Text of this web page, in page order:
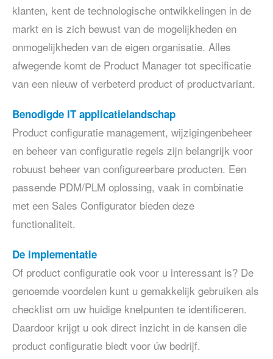
klanten, kent de technologische ontwikkelingen in de
markt en is zich bewust van de mogelijkheden en
onmogelijkheden van de eigen organisatie. Alles
afwegende komt de Product Manager tot specificatie
van een nieuw of verbeterd product of productvariant.
Benodigde IT applicatielandschap
Product configuratie management, wijzigingenbeheer
en beheer van configuratie regels zijn belangrijk voor
robuust beheer van configureerbare producten. Een
passende PDM/PLM oplossing, vaak in combinatie
met een Sales Configurator bieden deze
functionaliteit.
De implementatie
Of product configuratie ook voor u interessant is? De
genoemde voordelen kunt u gemakkelijk gebruiken als
checklist om uw huidige knelpunten te identificeren.
Daardoor krijgt u ook direct inzicht in de kansen die
product configuratie biedt voor úw bedrijf.